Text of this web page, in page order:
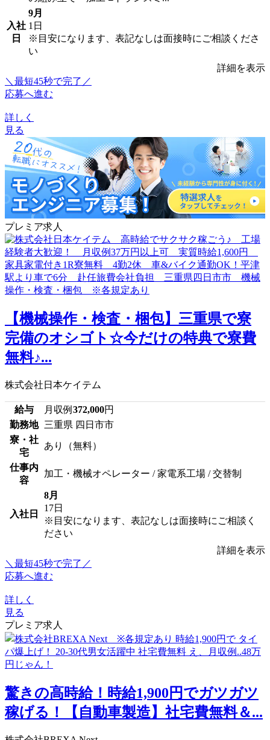
入社
日
9月
1日
※目安になります、表記なしは面接時にご相談くださ
い
詳細を表示
＼最短45秒で完了／
応募へ進む
詳しく
見る
プレミア求人
【機械操作・検査・梱包】三重県で寮
完備のオシゴト☆今だけの特典で寮費
無料♪...
株式会社日本ケイテム
給与 月収例 372,000円
勤務地 三重県 四日市市
寮・社
宅
あり（無料）
仕事内
容
加工・機械オペレーター / 家電系工場 / 交替制
入社日
8月
17日
※目安になります、表記なしは面接時にご相談く
ださい
詳細を表示
＼最短45秒で完了／
応募へ進む
詳しく
見る
プレミア求人
驚きの高時給！時給1,900円でガツガツ
稼げる！【自動車製造】社宅費無料＆...